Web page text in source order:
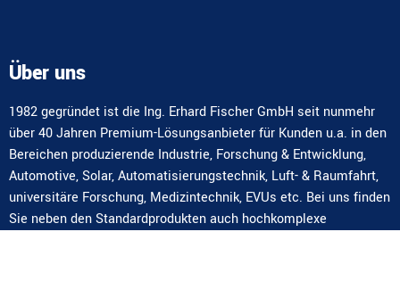
Über uns
1982 gegründet ist die Ing. Erhard Fischer GmbH seit nunmehr
über 40 Jahren Premium-Lösungsanbieter für Kunden u.a. in den
Bereichen produzierende Industrie, Forschung & Entwicklung,
Automotive, Solar, Automatisierungstechnik, Luft- & Raumfahrt,
universitäre Forschung, Medizintechnik, EVUs etc. Bei uns finden
Sie neben den Standardprodukten auch hochkomplexe